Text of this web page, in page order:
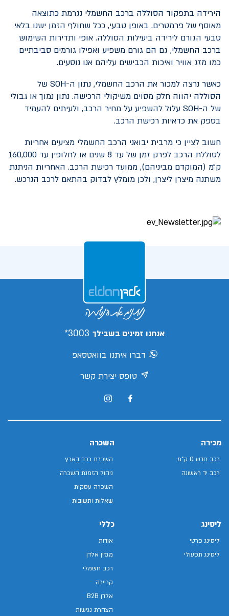
הירידה בתפקוד הסוללה ברכב החשמלי נגרמת כתוצאה
מאוסף של פרמטרים. באופן טבעי, ככל שחולף הזמן ישנו בלאי
טבעי הגורם לירידה ביעילות הסוללה. אופי ותדירות השימוש
ברכב החשמלי, גם הם גורם משפיע ואפילו גורמים סביבתיים
כמו מזג אוויר ואיכות הכבישים עליהם אנו נוסעים.
כאשר נרצה למכור את הרכב החשמלי, נתון ה-SOH של
הסוללה יהווה חלק מסוים משיקולי הרכישה. נתון נמוך או גבולי
של ה-SOH עלול להשפיע על מחיר הרכב, ולעיתים להעמיד
בספק את כדאיות רכישת הרכב.
חשוב לציין כי מרבית יבואני הרכב החשמלי מציעים אחריות
לסוללת הרכב לפרק זמן של עד 8 שנים או לחלופין עד 160,000
ק״מ (המוקדם מביניהם), ממועד רכישת הרכב. האחריות הניתנת
משתנה מיצרן ליצרן, ולכן מומלץ לבדוק בהתאם לרכב הנרכש.
אנחנו זמינים בשבילך 3003*
דברו איתנו בוואטסאפ
טופס יצירת קשר
מכירה
רכב חדש 0 ק"מ
רכב יד ראשונה
השכרה
השכרת רכב בארץ
ניהול הזמנת השכרה
השכרה עסקית
שאלות ותשובות
ליסינג
ליסינג פרטי
ליסינג תפעולי
כללי
אודות
מגזין אלדן
רכב חשמלי
קריירה
אלדן B2B
הצהרת נגישות